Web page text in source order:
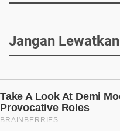
Jangan Lewatkan